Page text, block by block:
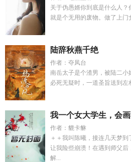
关于伪愚婿你到底是什么人
就是个无用的废物。做了上门
陆辞秋燕千绝
作者：夺凤台
南岳太子是个渣男，被陆二小
必死无疑时，一道圣旨送到左
我一个女大学生，会
作者：貔卡貅
＋＋我叫陈曦，接连几天梦
让我险些崩溃！在遇到师父后
解...